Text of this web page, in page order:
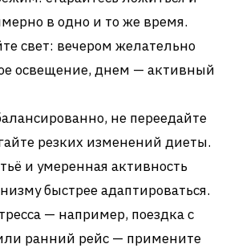
в одно и то же время.
свет: вечером желательно
освещение, днем — активный
не переедайте
резких изменений диеты.
и умеренная активность
быстрее адаптироваться.
— например, поездка с
ранний рейс — примените